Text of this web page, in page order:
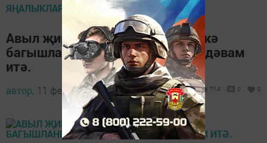
ЯҢАЛЫКЛАР
Авыл җирлекләрендә эшчәнлеккә
багышланган халык җыеннары дәвам
итә.
автор, 11 февраль 2018 - 06:29 714 0 0